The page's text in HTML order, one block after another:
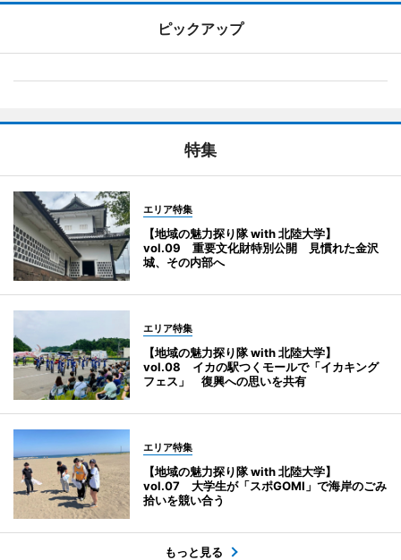
ピックアップ
特集
エリア特集
【地域の魅力探り隊 with 北陸大学】
vol.09 重要文化財特別公開 見慣れた金沢
城、その内部へ
エリア特集
【地域の魅力探り隊 with 北陸大学】
vol.08 イカの駅つくモールで「イカキング
フェス」 復興への思いを共有
エリア特集
【地域の魅力探り隊 with 北陸大学】
vol.07 大学生が「スポGOMI」で海岸のごみ
拾いを競い合う
もっと見る